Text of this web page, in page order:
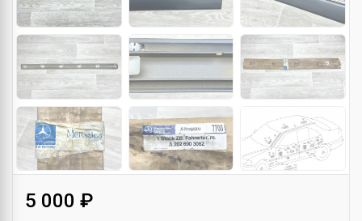
5 000 ₽